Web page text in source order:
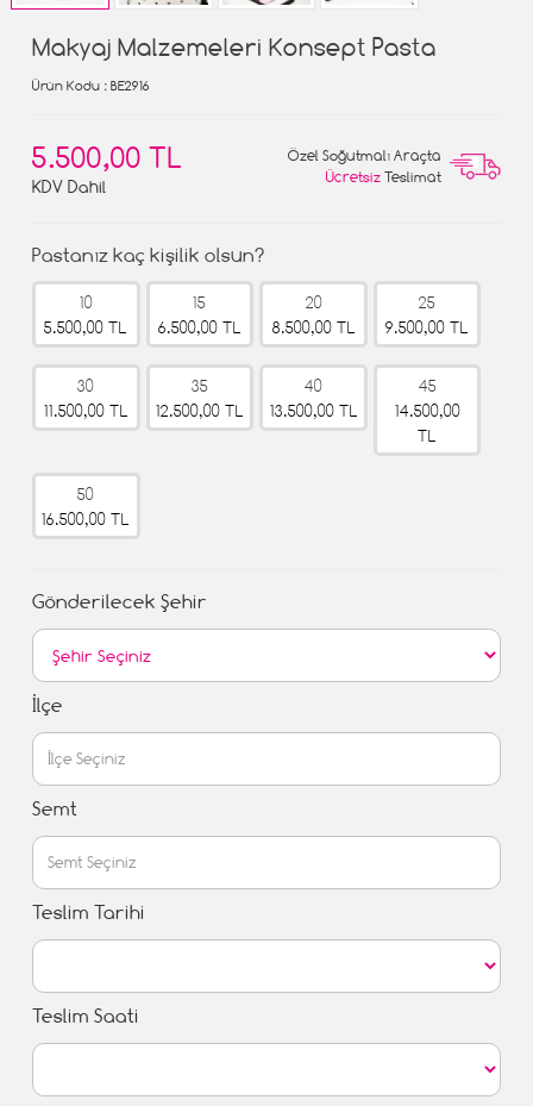
Makyaj Malzemeleri Konsept Pasta
Ürün Kodu : BE2916
5.500,00 TL
KDV Dahil
Özel Soğutmalı Araçta
Ücretsiz Teslimat
Pastanız kaç kişilik olsun?
10
5.500,00 TL
15
6.500,00 TL
20
8.500,00 TL
25
9.500,00 TL
30
11.500,00 TL
35
12.500,00 TL
40
13.500,00 TL
45
14.500,00
TL
50
16.500,00 TL
Gönderilecek Şehir
İlçe
Semt
Teslim Tarihi
Teslim Saati